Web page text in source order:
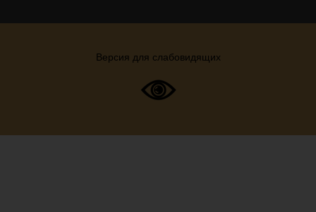
Версия для слабовидящих